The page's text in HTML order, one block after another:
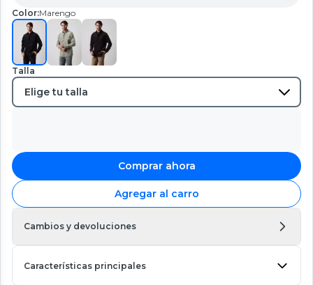
Color:Marengo
Talla
Comprar ahora
Agregar al carro
Cambios y devoluciones
Características principales